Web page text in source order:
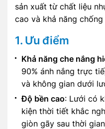
sản xuất từ chất liệu
cao và khả năng
1. Ưu điểm
Khả năng che nắng
90% ánh nắng trực
và không gian dưới
Độ bền cao: Lưới có
kiện thời tiết khắc
giòn gãy sau thời